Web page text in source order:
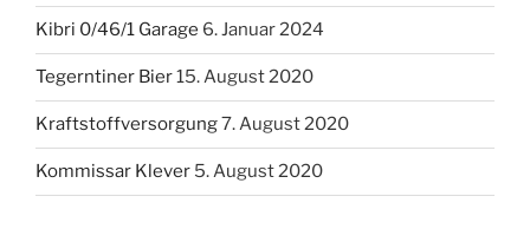
Kibri 0/46/1 Garage 6. Januar 2024
Tegerntiner Bier15. August 2020
Kraftstoffversorgung7. August 2020
Kommissar Klever 5. August 2020